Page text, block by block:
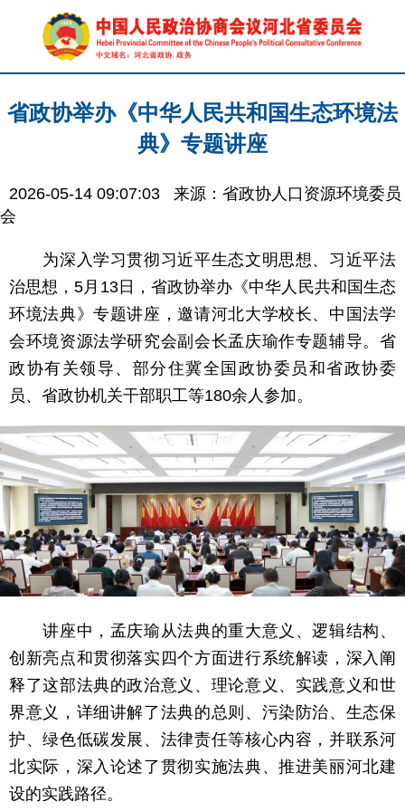
省政协举办《中华人民共和国生态环境法
典》专题讲座
2026-05-14 09:07:03
来源：省政协人口资源环境委员
会
为深入学习贯彻习近平生态文明思想、习近平法
治思想，5月13日，省政协举办《中华人民共和国生态
环境法典》专题讲座，邀请河北大学校长、中国法学
会环境资源法学研究会副会长孟庆瑜作专题辅导。省
政协有关领导、部分住冀全国政协委员和省政协委
员、省政协机关干部职工等180余人参加。
讲座中，孟庆瑜从法典的重大意义、逻辑结构、
创新亮点和贯彻落实四个方面进行系统解读，深入阐
释了这部法典的政治意义、理论意义、实践意义和世
界意义，详细讲解了法典的总则、污染防治、生态保
护、绿色低碳发展、法律责任等核心内容，并联系河
北实际，深入论述了贯彻实施法典、推进美丽河北建
设的实践路径。